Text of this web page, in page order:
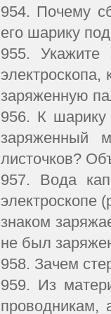
954. Почему
его шарику
955. Укажите
электроскопа,
заряженную
956. К шарику
заряженный
листочков?
957. Вода
электроскопе
знаком
не был
958. Зачем
959. Из
проводникам,